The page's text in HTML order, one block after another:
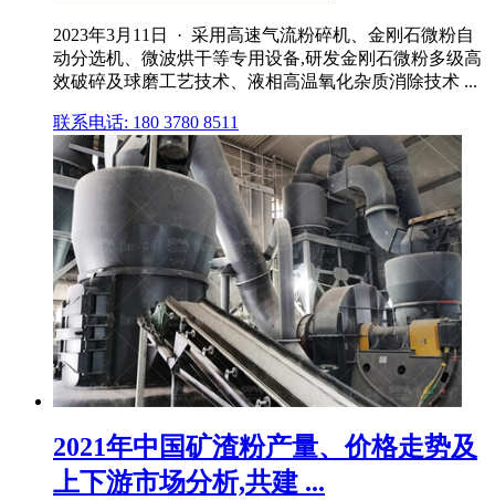
2023年3月11日 · 采用高速气流粉碎机、金刚石微粉自
动分选机、微波烘干等专用设备,研发金刚石微粉多级高
效破碎及球磨工艺技术、液相高温氧化杂质消除技术 ...
联系电话: 180 3780 8511
2021年中国矿渣粉产量、价格走势及
上下游市场分析,共建 ...